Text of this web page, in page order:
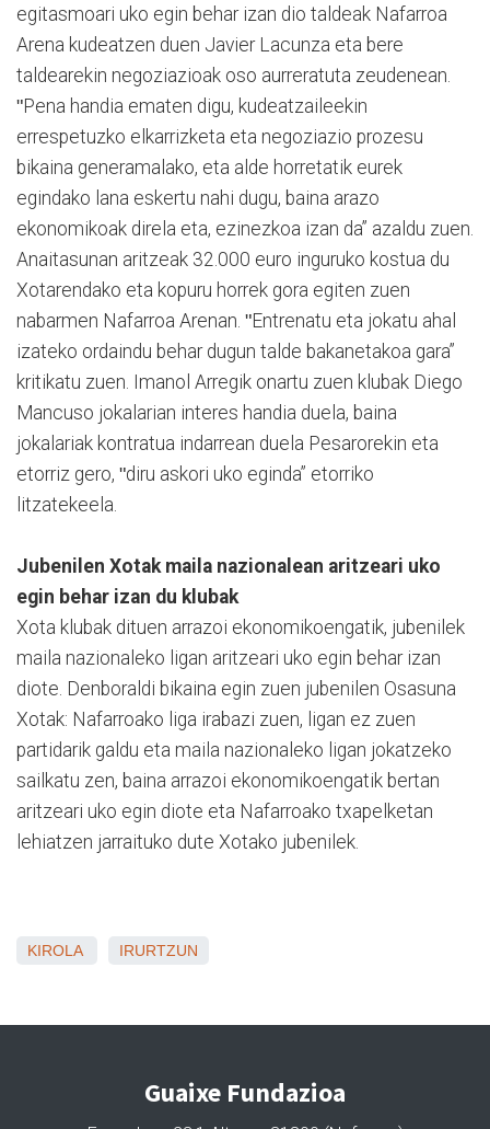
egitasmoari uko egin behar izan dio taldeak Nafarroa
Arena kudeatzen duen Javier Lacunza eta bere
taldearekin negoziazioak oso aurreratuta zeudenean.
ʺPena handia ematen digu, kudeatzaileekin
errespetuzko elkarrizketa eta negoziazio prozesu
bikaina generamalako, eta alde horretatik eurek
egindako lana eskertu nahi dugu, baina arazo
ekonomikoak direla eta, ezinezkoa izan da” azaldu zuen.
Anaitasunan aritzeak 32.000 euro inguruko kostua du
Xotarendako eta kopuru horrek gora egiten zuen
nabarmen Nafarroa Arenan. ʺEntrenatu eta jokatu ahal
izateko ordaindu behar dugun talde bakanetakoa gara”
kritikatu zuen. Imanol Arregik onartu zuen klubak Diego
Mancuso jokalarian interes handia duela, baina
jokalariak kontratua indarrean duela Pesarorekin eta
etorriz gero, ʺdiru askori uko eginda” etorriko
litzatekeela.
Jubenilen Xotak maila nazionalean aritzeari uko
egin behar izan du klubak
Xota klubak dituen arrazoi ekonomikoengatik, jubenilek
maila nazionaleko ligan aritzeari uko egin behar izan
diote. Denboraldi bikaina egin zuen jubenilen Osasuna
Xotak: Nafarroako liga irabazi zuen, ligan ez zuen
partidarik galdu eta maila nazionaleko ligan jokatzeko
sailkatu zen, baina arrazoi ekonomikoengatik bertan
aritzeari uko egin diote eta Nafarroako txapelketan
lehiatzen jarraituko dute Xotako jubenilek.
KIROLA IRURTZUN
Guaixe Fundazioa